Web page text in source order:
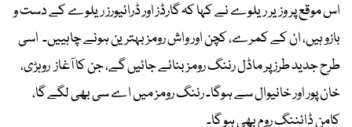
اس موقع پر وزیر ریلوے نے کہا کہ گارڈز اور ڈرائیورز ریلوے کے دست و
بازو ہیں، ان کے کمرے، کچن اور واش رومز بہترین ہونے چاہییں۔ اسی
طرح جدید طرز پر ماڈل رننگ رومز بنائے جائیں گے، جن کا آغاز روہڑی،
خان پور اور خانیوال سے ہوگا۔ رننگ رومز میں اے سی بھی لگے گا،
کامن ڈائننگ روم بھی ہو گا۔